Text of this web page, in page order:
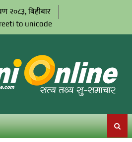
२०८३, बिहीबार
to unicode